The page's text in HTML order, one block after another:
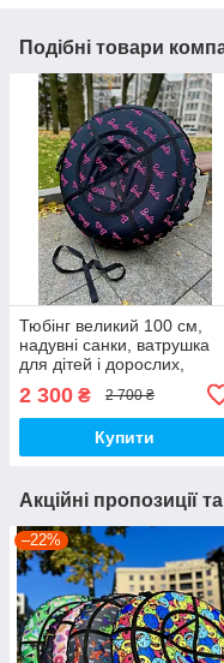
Подібні товари
Тюбінг великий 100 см,
надувні санки, ватрушка
для дітей і дорослих,
тюбінг для катання на
2 300 ₴ 2 700 ₴
Купити
Акційні пропозиції
–22%